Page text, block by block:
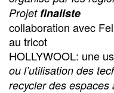
Projet finaliste
collaboration avec
au tricot
HOLLYWOOL: une
ou l’utilisation des
recycler des espaces